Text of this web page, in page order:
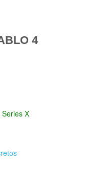
4
Series X